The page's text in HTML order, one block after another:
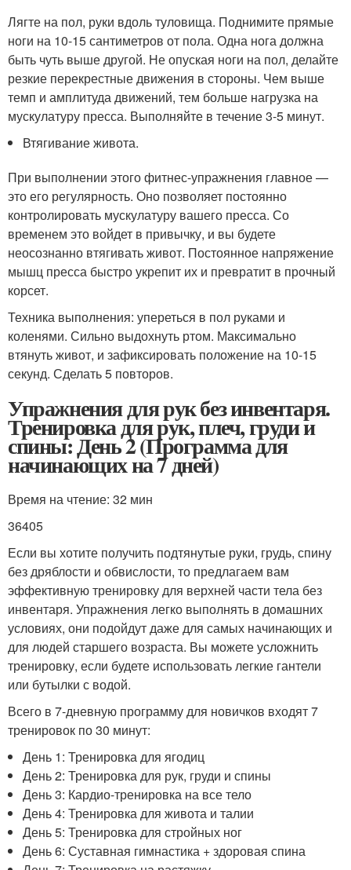
Лягте на пол, руки вдоль туловища. Поднимите прямые
ноги на 10-15 сантиметров от пола. Одна нога должна
быть чуть выше другой. Не опуская ноги на пол, делайте
резкие перекрестные движения в стороны. Чем выше
темп и амплитуда движений, тем больше нагрузка на
мускулатуру пресса. Выполняйте в течение 3-5 минут.
Втягивание живота.
При выполнении этого фитнес-упражнения главное —
это его регулярность. Оно позволяет постоянно
контролировать мускулатуру вашего пресса. Со
временем это войдет в привычку, и вы будете
неосознанно втягивать живот. Постоянное напряжение
мышц пресса быстро укрепит их и превратит в прочный
корсет.
Техника выполнения: упереться в пол руками и
коленями. Сильно выдохнуть ртом. Максимально
втянуть живот, и зафиксировать положение на 10-15
секунд. Сделать 5 повторов.
Упражнения для рук без инвентаря.
Тренировка для рук, плеч, груди и
спины: День 2 (Программа для
начинающих на 7 дней)
Время на чтение: 32 мин
36405
Если вы хотите получить подтянутые руки, грудь, спину
без дряблости и обвислости, то предлагаем вам
эффективную тренировку для верхней части тела без
инвентаря. Упражнения легко выполнять в домашних
условиях, они подойдут даже для самых начинающих и
для людей старшего возраста. Вы можете усложнить
тренировку, если будете использовать легкие гантели
или бутылки с водой.
Всего в 7-дневную программу для новичков входят 7
тренировок по 30 минут:
День 1: Тренировка для ягодиц
День 2: Тренировка для рук, груди и спины
День 3: Кардио-тренировка на все тело
День 4: Тренировка для живота и талии
День 5: Тренировка для стройных ног
День 6: Суставная гимнастика + здоровая спина